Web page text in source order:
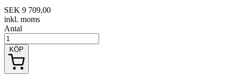
SEK 9 709,00
inkl. moms
Antal
KÖP